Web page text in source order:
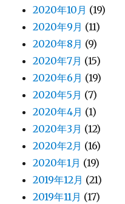
2020年10月 (19)
2020年9月 (11)
2020年8月 (9)
2020年7月 (15)
2020年6月 (19)
2020年5月 (7)
2020年4月 (1)
2020年3月 (12)
2020年2月 (16)
2020年1月 (19)
2019年12月 (21)
2019年11月 (17)